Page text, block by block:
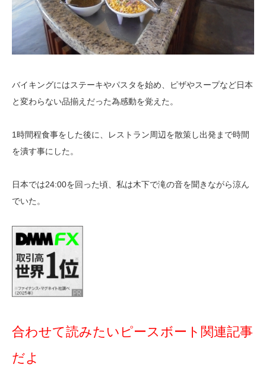
バイキングにはステーキやパスタを始め、ピザやスープなど日本
と変わらない品揃えだった為感動を覚えた。
1時間程食事をした後に、レストラン周辺を散策し出発まで時間
を潰す事にした。
日本では24:00を回った頃、私は木下で滝の音を聞きながら涼ん
でいた。
合わせて読みたいピースボート関連記事
だよ